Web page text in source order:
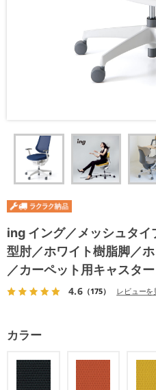
ing イング／メッシュタイ
型肘／ホワイト樹脂脚／
／カーペット用キャスター
4.6（175） レビューを
カラー